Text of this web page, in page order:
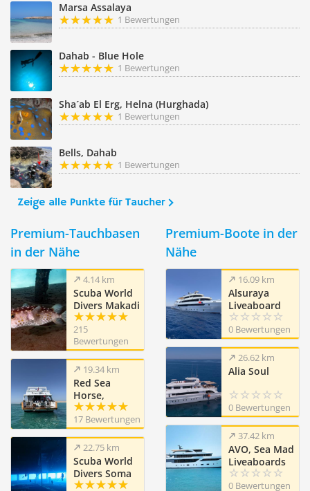
Marsa Assalaya
1 Bewertungen
Dahab - Blue Hole
1 Bewertungen
Sha´ab El Erg, Helna (Hurghada)
1 Bewertungen
Bells, Dahab
1 Bewertungen
Zeige alle Punkte für Taucher
Premium-Tauchbasen
in der Nähe
4.14 km
Scuba World
Divers Makadi
Bay
215
Bewertungen
19.34 km
Red Sea
Horse,
Hurghada
17 Bewertungen
22.75 km
Scuba World
Divers Soma
Bay,
Premium-Boote in der
Nähe
16.09 km
Alsuraya
Liveaboard
0 Bewertungen
26.62 km
Alia Soul
0 Bewertungen
37.42 km
AVO, Sea Mad
Liveaboards
0 Bewertungen